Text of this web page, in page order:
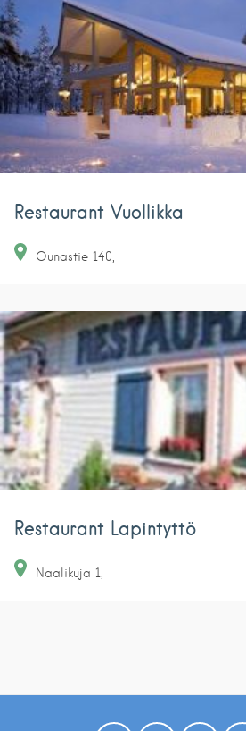
Restaurant Vuollikka
Ounastie 140
Restaurant Lapintyttö
Naalikuja 1